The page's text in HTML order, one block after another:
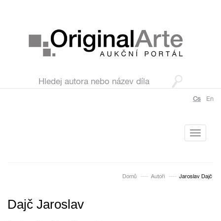
Cs En
Toggle
Domů Autoři Jaroslav Dajč
Dajč Jaroslav